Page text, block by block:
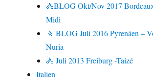
🚴BLOG Okt/Nov 2017
Midi
🚶 BLOG Juli 2016 Pyrenäen –
Nuria
🚴 Juli 2013 Freiburg -Taizé
Italien